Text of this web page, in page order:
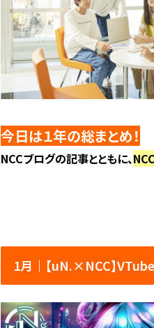
今日は１年の総まとめ！
NCCブログの記事とともに、
1月│【uN.×NCC】